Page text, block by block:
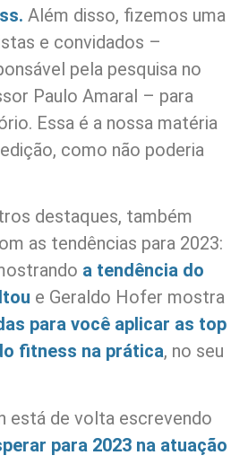
Além disso, fizemos uma
e convidados –
pela pesquisa no
Paulo Amaral – para
Essa é a nossa matéria
como não poderia
destaques, também
as tendências para 2023:
a tendência do
e Geraldo Hofer mostra
para você aplicar as top
fitness na prática, no seu
está de volta escrevendo
para 2023 na atuação